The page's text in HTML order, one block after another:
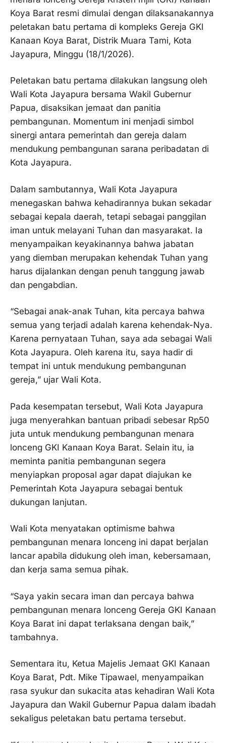
Koya Barat resmi dimulai dengan dilaksanakannya
peletakan batu pertama di kompleks Gereja GKI
Kanaan Koya Barat, Distrik Muara Tami, Kota
Jayapura, Minggu (18/1/2026).
Peletakan batu pertama dilakukan langsung oleh
Wali Kota Jayapura bersama Wakil Gubernur
Papua, disaksikan jemaat dan panitia
pembangunan. Momentum ini menjadi simbol
sinergi antara pemerintah dan gereja dalam
mendukung pembangunan sarana peribadatan di
Kota Jayapura.
Dalam sambutannya, Wali Kota Jayapura
menegaskan bahwa kehadirannya bukan sekadar
sebagai kepala daerah, tetapi sebagai panggilan
iman untuk melayani Tuhan dan masyarakat. Ia
menyampaikan keyakinannya bahwa jabatan
yang diemban merupakan kehendak Tuhan yang
harus dijalankan dengan penuh tanggung jawab
dan pengabdian.
“Sebagai anak-anak Tuhan, kita percaya bahwa
semua yang terjadi adalah karena kehendak-Nya.
Karena pernyataan Tuhan, saya ada sebagai Wali
Kota Jayapura. Oleh karena itu, saya hadir di
tempat ini untuk mendukung pembangunan
gereja,” ujar Wali Kota.
Pada kesempatan tersebut, Wali Kota Jayapura
juga menyerahkan bantuan pribadi sebesar Rp50
juta untuk mendukung pembangunan menara
lonceng GKI Kanaan Koya Barat. Selain itu, ia
meminta panitia pembangunan segera
menyiapkan proposal agar dapat diajukan ke
Pemerintah Kota Jayapura sebagai bentuk
dukungan lanjutan.
Wali Kota menyatakan optimisme bahwa
pembangunan menara lonceng ini dapat berjalan
lancar apabila didukung oleh iman, kebersamaan,
dan kerja sama semua pihak.
“Saya yakin secara iman dan percaya bahwa
pembangunan menara lonceng Gereja GKI Kanaan
Koya Barat ini dapat terlaksana dengan baik,”
tambahnya.
Sementara itu, Ketua Majelis Jemaat GKI Kanaan
Koya Barat, Pdt. Mike Tipawael, menyampaikan
rasa syukur dan sukacita atas kehadiran Wali Kota
Jayapura dan Wakil Gubernur Papua dalam ibadah
sekaligus peletakan batu pertama tersebut.